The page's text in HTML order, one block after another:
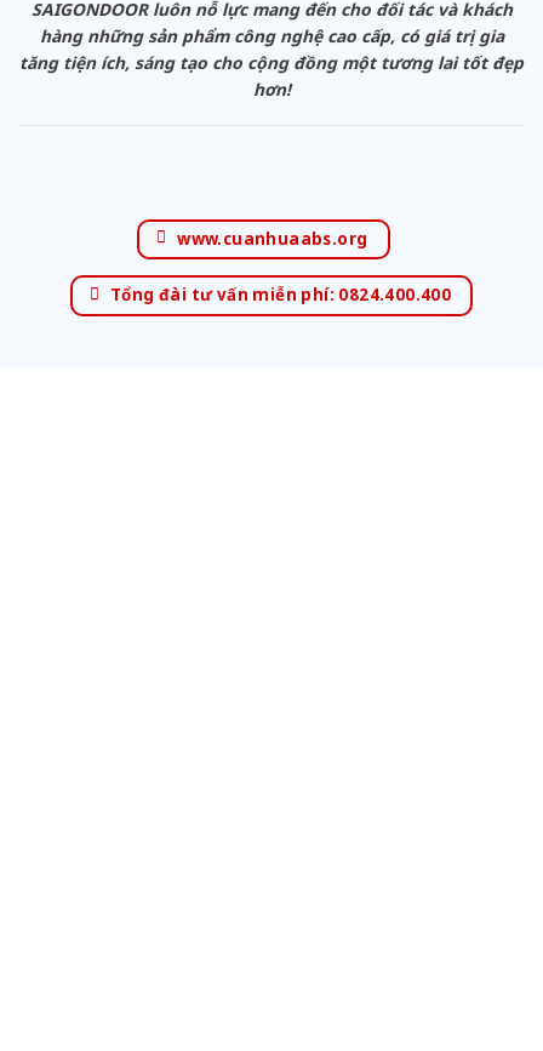
SAIGONDOOR luôn nỗ lực mang đến cho đối tác và khách
hàng những sản phẩm công nghệ cao cấp, có giá trị gia
tăng tiện ích, sáng tạo cho cộng đồng một tương lai tốt đẹp
hơn!
www.cuanhuaabs.org
Tổng đài tư vấn miễn phí: 0824.400.400